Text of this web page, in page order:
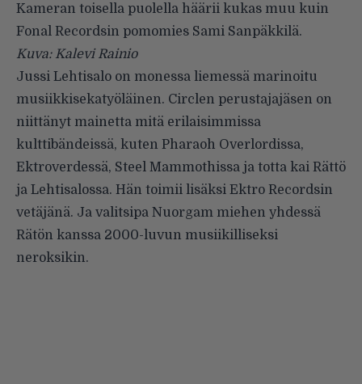
Kameran toisella puolella häärii kukas muu kuin
Fonal Recordsin pomomies Sami Sanpäkkilä.
Kuva: Kalevi Rainio
Jussi Lehtisalo on monessa liemessä marinoitu
musiikkisekatyöläinen. Circlen perustajajäsen on
niittänyt mainetta mitä erilaisimmissa
kulttibändeissä, kuten Pharaoh Overlordissa,
Ektroverdessä, Steel Mammothissa ja totta kai Rättö
ja Lehtisalossa. Hän toimii lisäksi Ektro Recordsin
vetäjänä. Ja valitsipa Nuorgam miehen yhdessä
Rätön kanssa 2000-luvun musiikilliseksi
neroksikin.